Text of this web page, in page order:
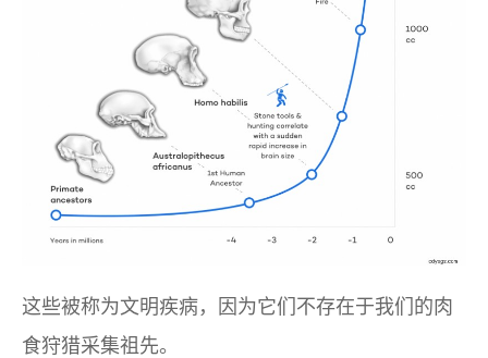
这些被称为文明疾病，因为它们不存在于我们的肉
食狩猎采集祖先。